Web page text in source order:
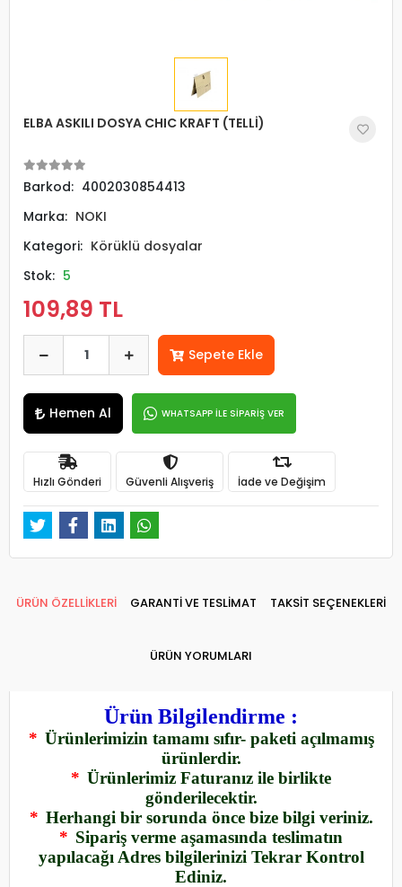
ELBA ASKILI DOSYA CHIC KRAFT (TELLİ)
Barkod: 4002030854413
Marka: NOKI
Kategori: Körüklü dosyalar
Stok: 5
109,89 TL
Sepete Ekle
Hemen Al WHATSAPP İLE SİPARİŞ VER
Hızlı Gönderi Güvenli Alışveriş İade ve Değişim
ÜRÜN ÖZELLİKLERİ GARANTİ VE TESLİMAT TAKSİT SEÇENEKLERİ
ÜRÜN YORUMLARI
Ürün Bilgilendirme :
* Ürünlerimizin tamamı sıfır- paketi açılmamış
ürünlerdir.
* Ürünlerimiz Faturanız ile birlikte
gönderilecektir.
* Herhangi bir sorunda önce bize bilgi veriniz.
* Sipariş verme aşamasında teslimatın
yapılacağı Adres bilgilerinizi Tekrar Kontrol
Ediniz.